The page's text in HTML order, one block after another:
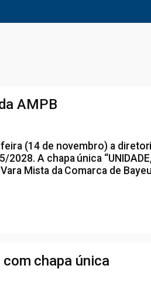
AMPB
(14 de novembro) a
A chapa única
Mista da Comarca de
chapa única